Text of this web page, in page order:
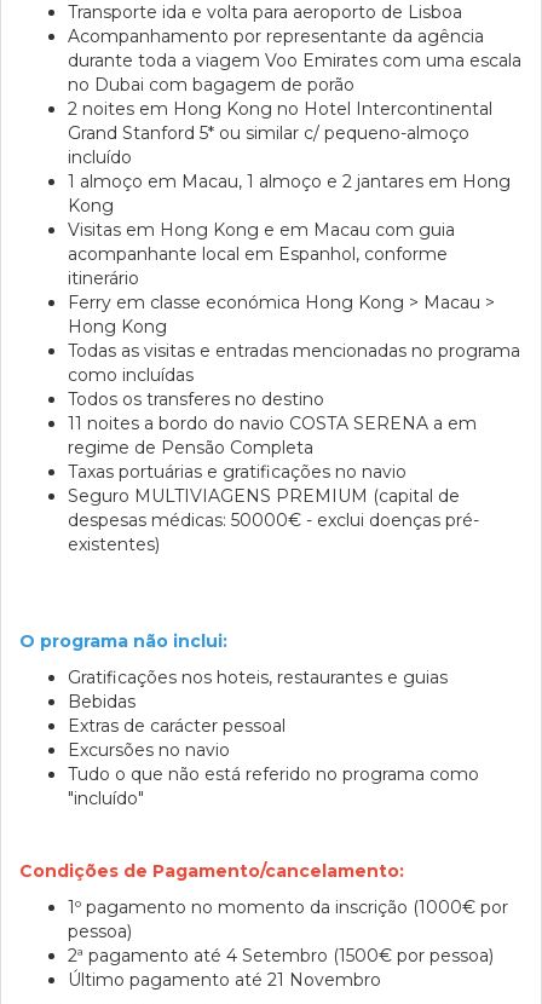
Transporte ida e volta para aeroporto de Lisboa
Acompanhamento por representante da agência
durante toda a viagem Voo Emirates com uma escala
no Dubai com bagagem de porão
2 noites em Hong Kong no Hotel Intercontinental
Grand Stanford 5* ou similar c/ pequeno-almoço
incluído
1 almoço em Macau, 1 almoço e 2 jantares em Hong
Kong
Visitas em Hong Kong e em Macau com guia
acompanhante local em Espanhol, conforme
itinerário
Ferry em classe económica Hong Kong > Macau >
Hong Kong
Todas as visitas e entradas mencionadas no programa
como incluídas
Todos os transferes no destino
11 noites a bordo do navio COSTA SERENA a em
regime de Pensão Completa
Taxas portuárias e gratificações no navio
Seguro MULTIVIAGENS PREMIUM (capital de
despesas médicas: 50000€ - exclui doenças pré-
existentes)
O programa não inclui:
Gratificações nos hoteis, restaurantes e guias
Bebidas
Extras de carácter pessoal
Excursões no navio
Tudo o que não está referido no programa como
"incluído"
Condições de Pagamento/cancelamento:
1º pagamento no momento da inscrição (1000€ por
pessoa)
2ª pagamento até 4 Setembro (1500€ por pessoa)
Último pagamento até 21 Novembro